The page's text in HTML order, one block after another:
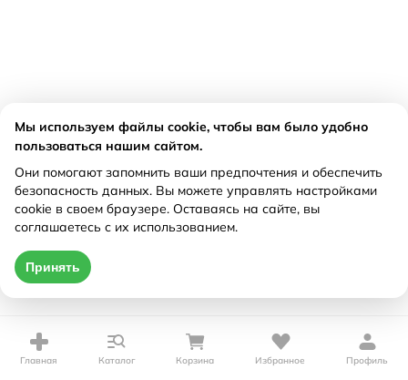
Главная Каталог Корзина Избранное Профиль
Мы используем файлы cookie, чтобы вам было удобно
пользоваться нашим сайтом.
Они помогают запомнить ваши предпочтения и обеспечить
безопасность данных. Вы можете управлять настройками
cookie в своем браузере. Оставаясь на сайте, вы
соглашаетесь с их использованием.
Принять